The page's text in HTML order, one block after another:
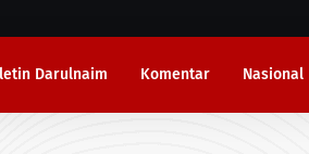
Darulnaim Komentar Nasional